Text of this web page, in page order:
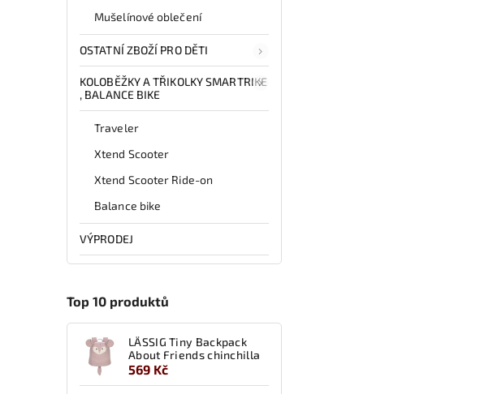
Mušelínové oblečení
OSTATNÍ ZBOŽÍ PRO DĚTI
KOLOBĚŽKY A TŘIKOLKY SMARTRIKE
, BALANCE BIKE
Traveler
Xtend Scooter
Xtend Scooter Ride-on
Balance bike
VÝPRODEJ
Top 10 produktů
LÄSSIG Tiny Backpack
About Friends chinchilla
569 Kč